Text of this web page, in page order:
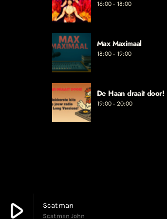
play_arrow Scatman
Scatman John
16:00 - 18:00
Max Maximaal
18:00 - 19:00
De Haan draait door!
19:00 - 20:00